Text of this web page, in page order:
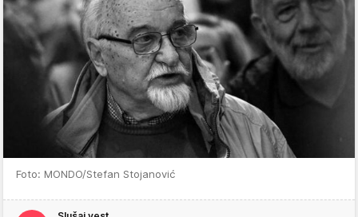
Foto: MONDO/Stefan Stojanović